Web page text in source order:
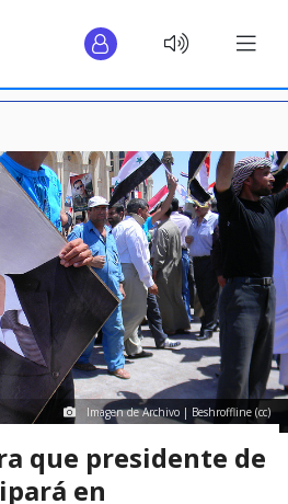
Imagen de Archivo | Beshroffline (cc)
que presidente de
en